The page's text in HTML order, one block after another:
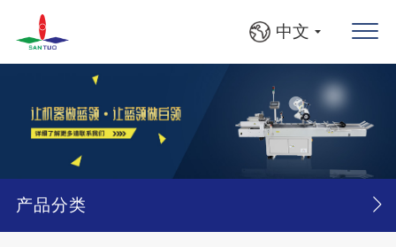
中文
产品分类